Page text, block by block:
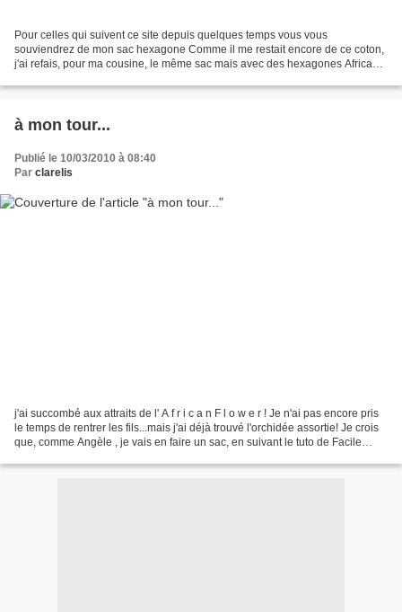
Pour celles qui suivent ce site depuis quelques temps vous vous
souviendrez de mon sac hexagone Comme il me restait encore de ce coton,
j'ai refais, pour ma cousine, le même sac mais avec des hexagones African
à mon tour...
Publié le 10/03/2010 à 08:40
Par clarelis
j'ai succombé aux attraits de l' A f r i c a n F l o w e r ! Je n'ai pas encore pris
le temps de rentrer les fils...mais j'ai déjà trouvé l'orchidée assortie! Je crois
que, comme Angèle , je vais en faire un sac, en suivant le tuto de Facile